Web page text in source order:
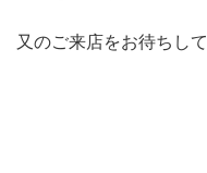
又のご来店をお待ちし